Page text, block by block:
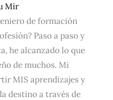
Mir
de formación
Paso a paso y
he alcanzado lo que
de muchos. Mi
MIS aprendizajes y
destino a través de